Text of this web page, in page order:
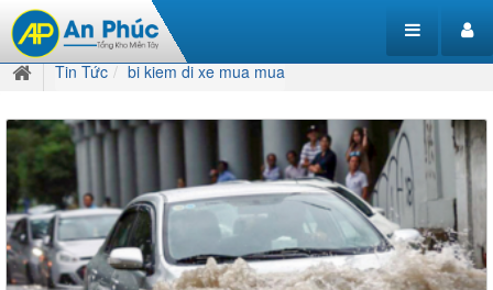
Tin Tức bi kiem di xe mua mua